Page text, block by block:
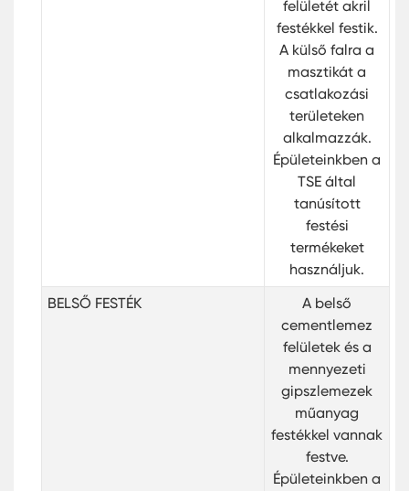
felületét akril
festékkel festik.
A külső falra a
masztikát a
csatlakozási
területeken
alkalmazzák.
Épületeinkben a
TSE által
tanúsított
festési
termékeket
használjuk.
BELSŐ FESTÉK
A belső
cementlemez
felületek és a
mennyezeti
gipszlemezek
műanyag
festékkel vannak
festve.
Épületeinkben a